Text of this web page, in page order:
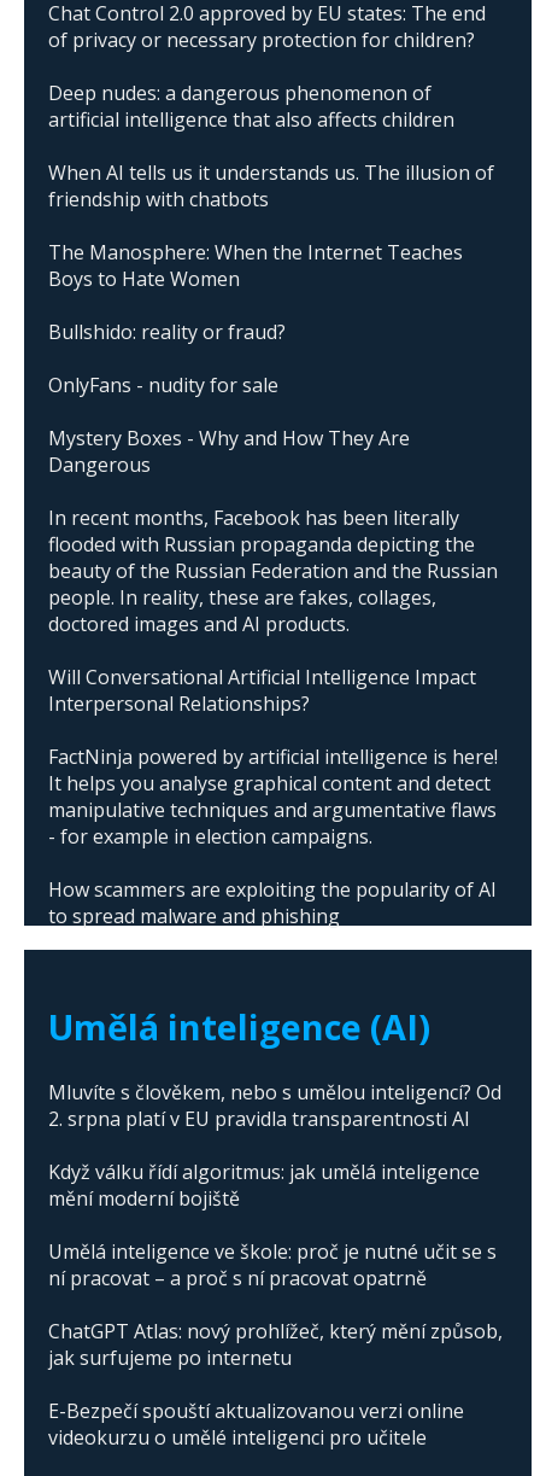
Chat Control 2.0 approved by EU states: The end
of privacy or necessary protection for children?
Deep nudes: a dangerous phenomenon of
artificial intelligence that also affects children
When AI tells us it understands us. The illusion of
friendship with chatbots
The Manosphere: When the Internet Teaches
Boys to Hate Women
Bullshido: reality or fraud?
OnlyFans - nudity for sale
Mystery Boxes - Why and How They Are
Dangerous
In recent months, Facebook has been literally
flooded with Russian propaganda depicting the
beauty of the Russian Federation and the Russian
people. In reality, these are fakes, collages,
doctored images and AI products.
Will Conversational Artificial Intelligence Impact
Interpersonal Relationships?
FactNinja powered by artificial intelligence is here!
It helps you analyse graphical content and detect
manipulative techniques and argumentative flaws
- for example in election campaigns.
How scammers are exploiting the popularity of AI
to spread malware and phishing
Umělá inteligence (AI)
Mluvíte s člověkem, nebo s umělou inteligencí? Od
2. srpna platí v EU pravidla transparentnosti AI
Když válku řídí algoritmus: jak umělá inteligence
mění moderní bojiště
Umělá inteligence ve škole: proč je nutné učit se s
ní pracovat – a proč s ní pracovat opatrně
ChatGPT Atlas: nový prohlížeč, který mění způsob,
jak surfujeme po internetu
E-Bezpečí spouští aktualizovanou verzi online
videokurzu o umělé inteligenci pro učitele